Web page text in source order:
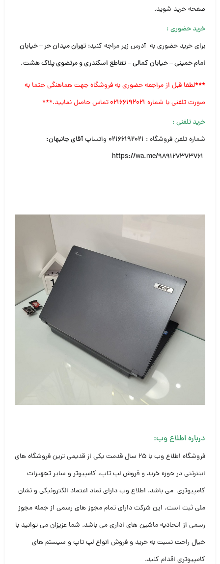
صفحه خرید شوید.
خرید حضوری:
برای خرید حضوری به آدرس زیر مراجه کنید: تهران میدان حر – خیابان
امام خمینی – خیابان کمالی – تقاطع اسکندری و مرتضوی پلاک هشت.
***لطفا قبل از مراجعه حضوری به فروشگاه جهت هماهنگی حتما به
صورت تلفنی با شماره ۰۲۱۶۶۱۹۲۰۲۱تماس حاصل نمایید.***
خرید تلفنی:
شماره تلفن فروشگاه : ۰۲۱۶۶۱۹۲۰۲۱ واتساپآقای جانبهان:
https://wa.me/989127373761
درباره اطلاع وب:
فروشگاه اطلاع وب با ۲۵ سال قدمت یکی از قدیمی ترین فروشگاه های
اینترنتی در حوزه خرید و فروش لپ تاپ، کامپیوتر و سایر تجهیزات
کامپیوتری می باشد. اطلاع وب دارای نماد اعتماد الکترونیکی و نشان
ملی ثبت است. این شرکت دارای تمام مجوز های رسمی از جمله مجوز
رسمی از اتحادیه ماشین های اداری می باشد. شما عزیزان می توانید با
خیال راحت نسبت به خرید و فروش انواع لپ تاپ و سیستم های
کامپیوتری اقدام کنید.